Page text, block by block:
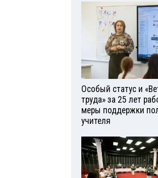
Особый статус и
труда» за 25 лет
меры поддержки
учителя